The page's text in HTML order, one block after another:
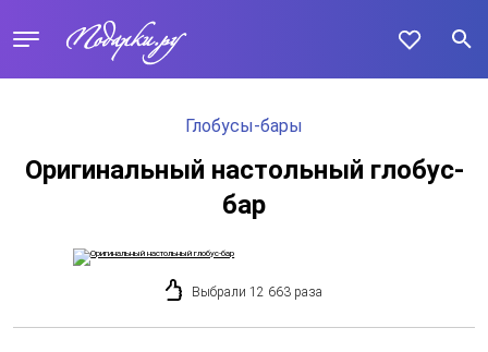
Глобусы-бары
Оригинальный настольный глобус-
бар
Выбрали 12 663 раза